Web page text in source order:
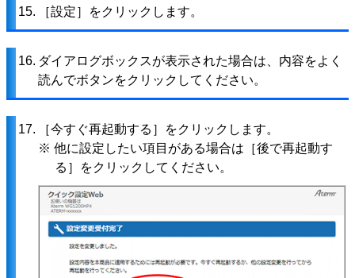
15. ［設定］をクリックします。
16. ダイアログボックスが表示された場合は、内容をよく
読んでボタンをクリックしてください。
17.
［今すぐ再起動する］をクリックします。
※ 他に設定したい項目がある場合は［後で再起動す
る］をクリックしてください。